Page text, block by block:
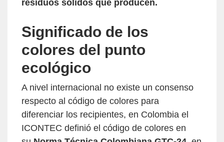
residuos sólidos que producen.
Significado de los
colores del punto
ecológico
A nivel internacional no existe un consenso
respecto al código de colores para
diferenciar los recipientes, en Colombia el
ICONTEC definió el código de colores en